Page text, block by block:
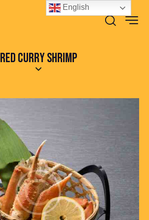
RED CURRY SHRIMP
English